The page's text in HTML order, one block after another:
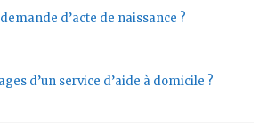
d’acte de naissance ?
d’un service d’aide à domicile ?